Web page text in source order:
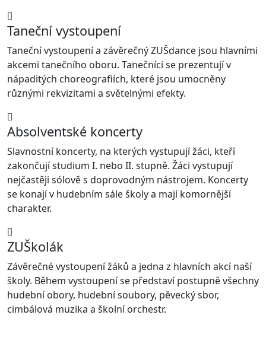
Taneční vystoupení
Taneční vystoupení a závěrečný ZUŠdance jsou hlavními
akcemi tanečního oboru. Tanečníci se prezentují v
nápaditých choreografiích, které jsou umocněny
různými rekvizitami a světelnými efekty.
Absolventské koncerty
Slavnostní koncerty, na kterých vystupují žáci, kteří
zakončují studium I. nebo II. stupně. Žáci vystupují
nejčastěji sólově s doprovodným nástrojem. Koncerty
se konají v hudebním sále školy a mají komornější
charakter.
ZUŠkolák
Závěrečné vystoupení žáků a jedna z hlavních akcí naší
školy. Během vystoupení se představí postupně všechny
hudební obory, hudební soubory, pěvecký sbor,
cimbálová muzika a školní orchestr.